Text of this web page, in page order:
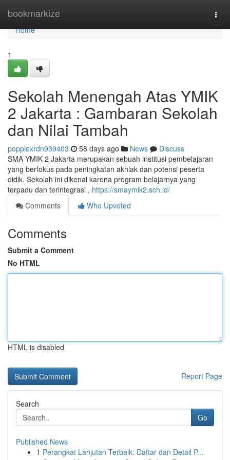
bookmarkize
Home
Home
1
Sekolah Menengah Atas YMIK
2 Jakarta : Gambaran Sekolah
dan Nilai Tambah
poppiexrdn939403 58 days ago News
Discuss
SMA YMIK 2 Jakarta merupakan sebuah institusi pembelajaran
yang berfokus pada peningkatan akhlak dan potensi peserta
didik. Sekolah ini dikenal karena program belajarnya yang
terpadu dan terintegrasi , https://smaymik2.sch.id/
Comments
Who Upvoted
Comments
Submit a Comment
No HTML
HTML is disabled
Report Page
Search
Go
Published News
1 Perangkat Lanjutan Terbaik: Daftar dan Detail P...